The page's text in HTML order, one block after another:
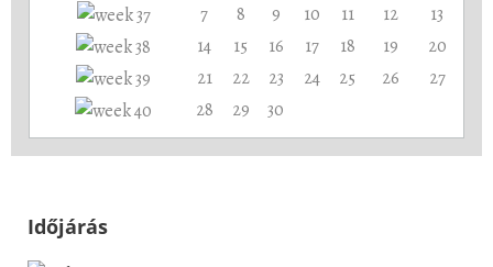
7
8 9 10 11 12
13
14
15 16 17 18 19
20
21
22 23 24 25 26
27
28
29 30
Időjárás